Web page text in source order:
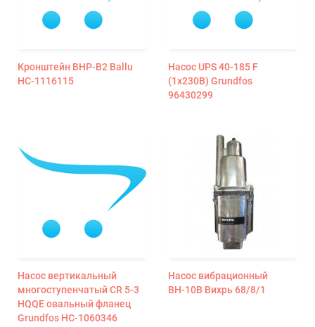
Кронштейн BHP-B2 Ballu
НС-1116115
Насос UPS 40-185 F
(1х230В) Grundfos
96430299
Насос вертикальный
многоступенчатый CR 5-3
HQQE овальный фланец
Grundfos НС-1060346
Насос вибрационный
ВН-10В Вихрь 68/8/1